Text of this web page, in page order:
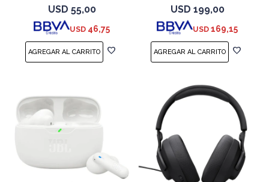
USD 55,00
USD 46,75
USD 199,00
USD 169,15